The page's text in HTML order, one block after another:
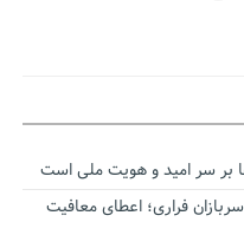
بر سر امید و هویت ملی است
فراری؛ اعطای معافیت